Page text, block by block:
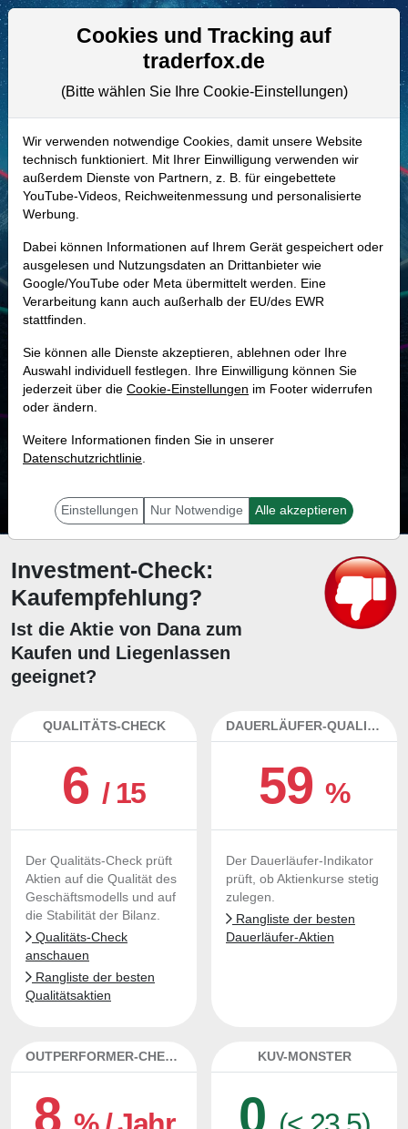
Aktien- und Artikelsuche
A0NC7J | DAN–Dana Aktie
Realtime-Aktienkurs:
-
-
Marktkapitalisierung 3,14 Mrd. USD
Unternehmenswert 4,20 Mrd. USD
MONKEY-TRADER INDIKATOR
80.0 %
Mit 80.0 % Wahrscheinlichkeit wird selbst der unglücklichst agierende Trader
Investment-Check:
Kaufempfehlung?
Ist die Aktie von Dana zum
Kaufen und Liegenlassen
geeignet?
QUALITÄTS-CHECK
6/ 15
Der Qualitäts-Check prüft
Aktien auf die Qualität des
Geschäftsmodells und auf
die Stabilität der Bilanz.
Qualitäts-Check
anschauen
Rangliste der besten
Qualitätsaktien
DAUERLÄUFER-QUALITÄTEN
59%
Der Dauerläufer-Indikator
prüft, ob Aktienkurse stetig
zulegen.
Rangliste der besten
Dauerläufer-Aktien
OUTPERFORMER-CHECK
8
KUV-MONSTER
0
Cookies und Tracking auf
traderfox.de
(Bitte wählen Sie Ihre Cookie-Einstellungen)
Wir verwenden notwendige Cookies, damit unsere Website
technisch funktioniert. Mit Ihrer Einwilligung verwenden wir
außerdem Dienste von Partnern, z. B. für eingebettete
YouTube-Videos, Reichweitenmessung und personalisierte
Werbung.
Dabei können Informationen auf Ihrem Gerät gespeichert oder
ausgelesen und Nutzungsdaten an Drittanbieter wie
Google/YouTube oder Meta übermittelt werden. Eine
Verarbeitung kann auch außerhalb der EU/des EWR
stattfinden.
Sie können alle Dienste akzeptieren, ablehnen oder Ihre
Auswahl individuell festlegen. Ihre Einwilligung können Sie
jederzeit über die Cookie-Einstellungen im Footer widerrufen
oder ändern.
Weitere Informationen finden Sie in unserer
Datenschutzrichtlinie.
Einstellungen Nur Notwendige Alle akzeptieren